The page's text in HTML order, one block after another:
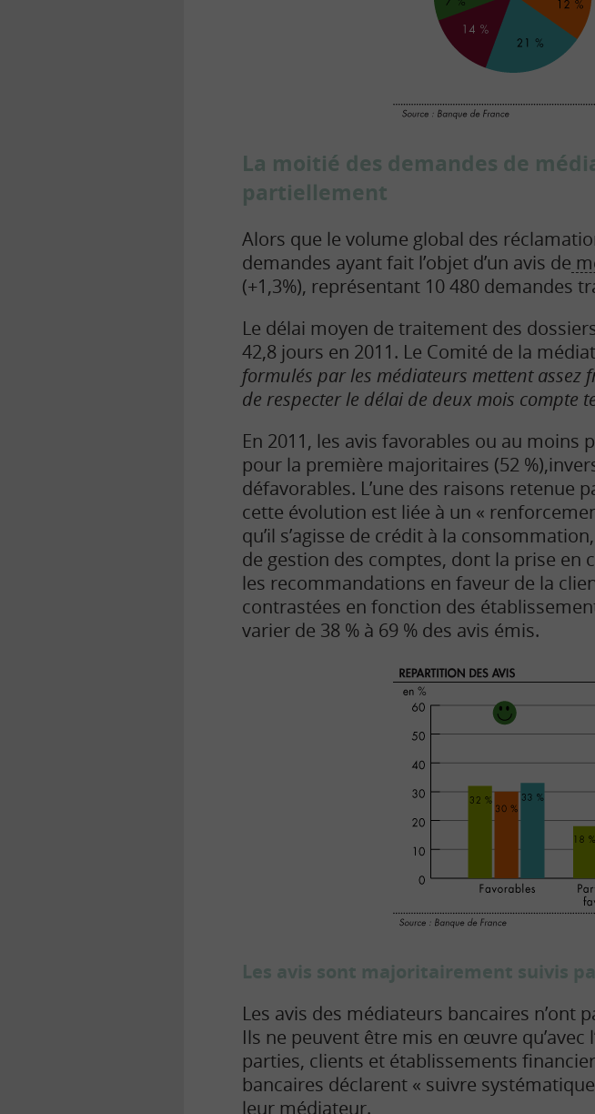
La moitié des demandes de
partiellement
Alors que le volume global des
demandes ayant fait l’objet d’un avis de
(+1,3%), représentant 10 480 demandes
Le délai moyen de traitement des
42,8 jours en 2011. Le Comité de la
formulés par les médiateurs mettent assez
de respecter le délai de deux mois compte
En 2011, les avis favorables ou au
pour la première majoritaires (52
défavorables. L’une des raisons retenue
cette évolution est liée à un «
qu’il s’agisse de crédit à la
de gestion des comptes, dont la prise
les recommandations en faveur de la
contrastées en fonction des
varier de 38 % à 69 % des avis émis.
Les avis sont majoritairement suivis
Les avis des médiateurs bancaires n’ont
Ils ne peuvent être mis en œuvre qu’avec
parties, clients et établissements
bancaires déclarent « suivre
leur médiateur.